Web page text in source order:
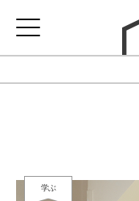
学ぶ